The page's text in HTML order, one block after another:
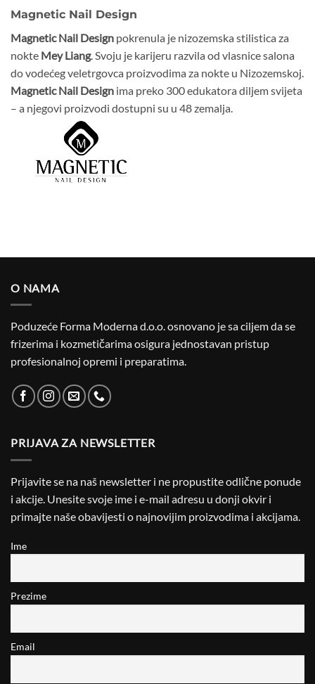
Magnetic Nail Design
Magnetic Nail Design pokrenula je nizozemska stilistica za
nokte Mey Liang. Svoju je karijeru razvila od vlasnice salona
do vodećeg veletrgovca proizvodima za nokte u Nizozemskoj.
Magnetic Nail Design ima preko 300 edukatora diljem svijeta
– a njegovi proizvodi dostupni su u 48 zemalja.
O NAMA
Poduzeće Forma Moderna d.o.o. osnovano je sa ciljem da se
frizerima i kozmetičarima osigura jednostavan pristup
profesionalnoj opremi i preparatima.
PRIJAVA ZA NEWSLETTER
Prijavite se na naš newsletter i ne propustite odlične ponude
i akcije. Unesite svoje ime i e-mail adresu u donji okvir i
primajte naše obavijesti o najnovijim proizvodima i akcijama.
Ime
Prezime
Email